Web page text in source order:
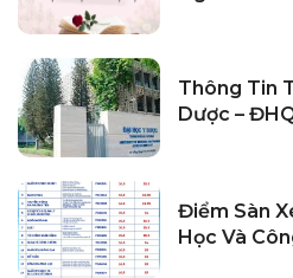
Thông Tin
Dược –
Điểm Sàn
Học Và